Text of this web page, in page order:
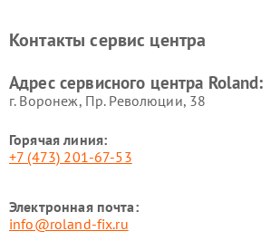
Контакты сервис центра
Адрес сервисного центра Roland:
г. Воронеж, Пр. Революции, 38
Горячая линия:
+7 (473) 201-67-53
Электронная почта:
info@roland-fix.ru